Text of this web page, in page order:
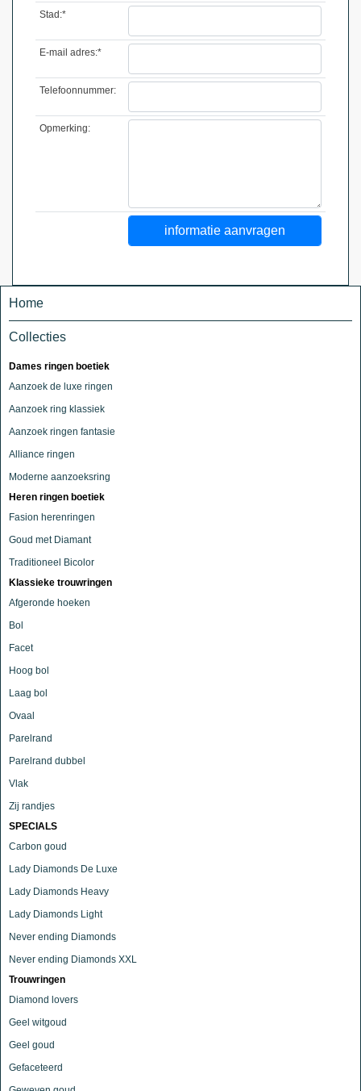
Stad:*
E-mail adres:*
Telefoonnummer:
Opmerking:
Home
Collecties
Dames ringen boetiek
Aanzoek de luxe ringen
Aanzoek ring klassiek
Aanzoek ringen fantasie
Alliance ringen
Moderne aanzoeksring
Heren ringen boetiek
Fasion herenringen
Goud met Diamant
Traditioneel Bicolor
Klassieke trouwringen
Afgeronde hoeken
Bol
Facet
Hoog bol
Laag bol
Ovaal
Parelrand
Parelrand dubbel
Vlak
Zij randjes
SPECIALS
Carbon goud
Lady Diamonds De Luxe
Lady Diamonds Heavy
Lady Diamonds Light
Never ending Diamonds
Never ending Diamonds XXL
Trouwringen
Diamond lovers
Geel witgoud
Geel goud
Gefaceteerd